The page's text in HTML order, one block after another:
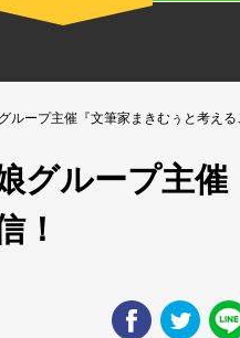
ループ主催『文筆家まきむぅと考える
グループ主
！